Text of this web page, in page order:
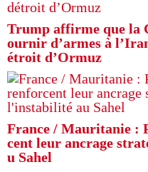
Trump affirme que la
ournir d’armes à
étroit d’Ormuz
France / Mauritanie :
cent leur ancrage
u Sahel